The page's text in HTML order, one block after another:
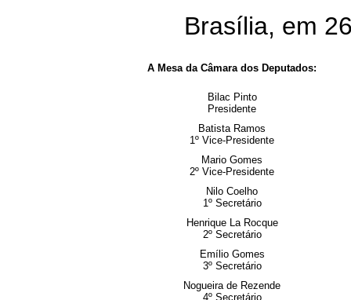
Brasília, em
A Mesa da Câmara dos Deputados:
Bilac Pinto
Presidente
Batista Ramos
1º Vice-Presidente
Mario Gomes
2º Vice-Presidente
Nilo Coelho
1º Secretário
Henrique La Rocque
2º Secretário
Emílio Gomes
3º Secretário
Nogueira de Rezende
4º Secretário